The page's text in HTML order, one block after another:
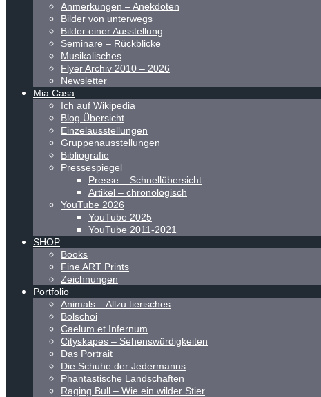
Anmerkungen – Anekdoten
Bilder von unterwegs
Bilder einer Ausstellung
Seminare – Rückblicke
Musikalisches
Flyer Archiv 2010 – 2026
Newsletter
Mia Casa
Ich auf Wikipedia
Blog Übersicht
Einzelausstellungen
Gruppenausstellungen
Bibliografie
Pressespiegel
Presse – Schnellübersicht
Artikel – chronologisch
YouTube 2026
YouTube 2025
YouTube 2011-2021
SHOP
Books
Fine ART Prints
Zeichnungen
Portfolio
Animals – Allzu tierisches
Bolschoi
Caelum et Infernum
Cityskapes – Sehenswürdigkeiten
Das Portrait
Die Schuhe der Jedermanns
Phantastische Landschaften
Raging Bull – Wie ein wilder Stier